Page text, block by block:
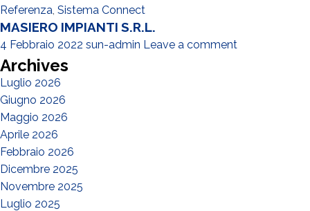
Referenza, Sistema Connect
MASIERO IMPIANTI S.R.L.
4 Febbraio 2022 sun-admin Leave a comment
Archives
Luglio 2026
Giugno 2026
Maggio 2026
Aprile 2026
Febbraio 2026
Dicembre 2025
Novembre 2025
Luglio 2025